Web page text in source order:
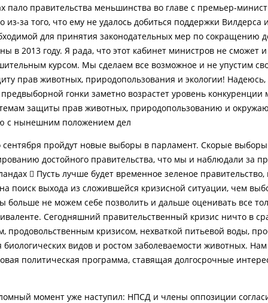
пало правительства меньшинства во главе с премьер-
из-за того, что ему не удалось добиться поддержки Вилдерса
для принятия законодательных мер по сокращению
в 2013 году. Я рада, что этот кабинет министров не сможет
курсом. Мы сделаем все возможное и не упустим
прав животных, природопользования и экологии!
гонки заметно возрастет уровень конкуренции
защиты прав животных, природопользованию и
с нынешним положением дел!
сентября пройдут новые выборы в парламент. Скорые выборы
достойного правительства, что мы и наблюдали за
 Пусть лучше будет временное зеленое правительство,
поиск выхода из сложившейся кризисной ситуации, чем
больше не можем себе позволить и дальше оценивать все
Сегодняшний правительственный кризис ничто в
продовольственным кризисом, нехваткой питьевой воды,
биологических видов и ростом заболеваемости животных.
политическая программа, ставящая долгосрочные
момент уже наступил: НПСД и члены оппозиции